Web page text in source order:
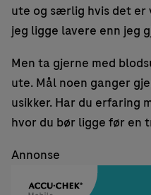
ute og særlig hvis det er
jeg ligge lavere enn jeg
Men ta gjerne med
ute. Mål noen ganger
usikker. Har du erfaring
hvor du bør ligge før en
Annonse